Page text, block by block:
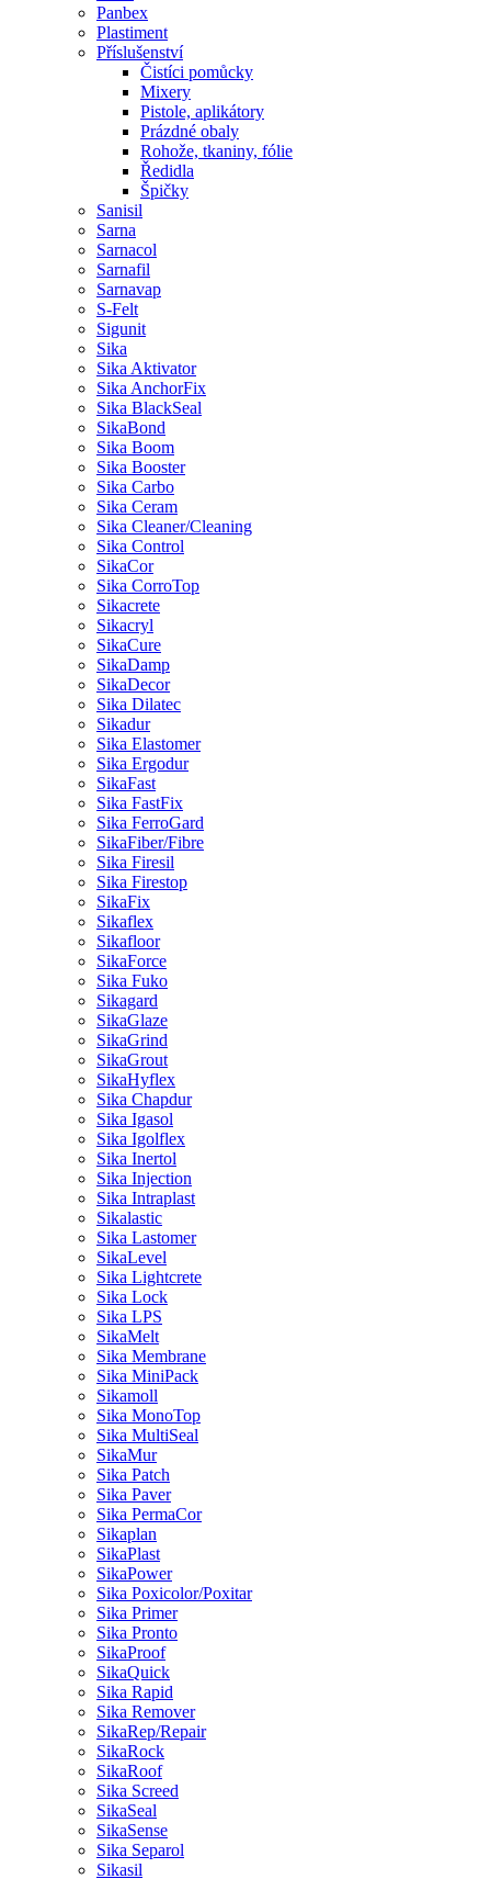
Panbex
Plastiment
Příslušenství
Čistíci pomůcky
Mixery
Pistole, aplikátory
Prázdné obaly
Rohože, tkaniny, fólie
Ředidla
Špičky
Sanisil
Sarna
Sarnacol
Sarnafil
Sarnavap
S-Felt
Sigunit
Sika
Sika Aktivator
Sika AnchorFix
Sika BlackSeal
SikaBond
Sika Boom
Sika Booster
Sika Carbo
Sika Ceram
Sika Cleaner/Cleaning
Sika Control
SikaCor
Sika CorroTop
Sikacrete
Sikacryl
SikaCure
SikaDamp
SikaDecor
Sika Dilatec
Sikadur
Sika Elastomer
Sika Ergodur
SikaFast
Sika FastFix
Sika FerroGard
SikaFiber/Fibre
Sika Firesil
Sika Firestop
SikaFix
Sikaflex
Sikafloor
SikaForce
Sika Fuko
Sikagard
SikaGlaze
SikaGrind
SikaGrout
SikaHyflex
Sika Chapdur
Sika Igasol
Sika Igolflex
Sika Inertol
Sika Injection
Sika Intraplast
Sikalastic
Sika Lastomer
SikaLevel
Sika Lightcrete
Sika Lock
Sika LPS
SikaMelt
Sika Membrane
Sika MiniPack
Sikamoll
Sika MonoTop
Sika MultiSeal
SikaMur
Sika Patch
Sika Paver
Sika PermaCor
Sikaplan
SikaPlast
SikaPower
Sika Poxicolor/Poxitar
Sika Primer
Sika Pronto
SikaProof
SikaQuick
Sika Rapid
Sika Remover
SikaRep/Repair
SikaRock
SikaRoof
Sika Screed
SikaSeal
SikaSense
Sika Separol
Sikasil